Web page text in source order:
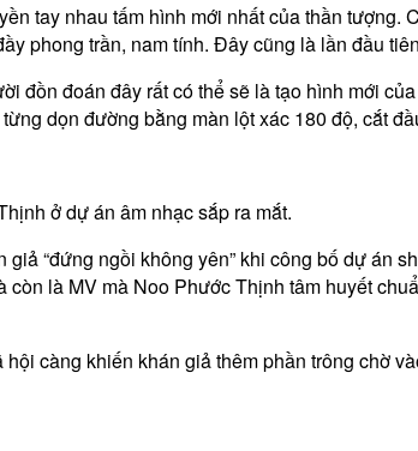
tay nhau tấm hình mới nhất của thần tượng.
phong trần, nam tính. Đây cũng là lần đầu
đồn đoán đây rất có thể sẽ là tạo hình mới
dọn đường bằng màn lột xác 180 độ, cắt
ở dự án âm nhạc sắp ra mắt.
“đứng ngồi không yên” khi công bố dự án
là MV mà Noo Phước Thịnh tâm huyết
càng khiến khán giả thêm phần trông chờ